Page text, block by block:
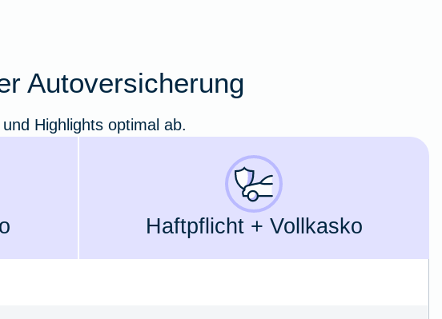
Autoversicherung
Highlights optimal ab.
Haft­pflicht + Voll­kasko